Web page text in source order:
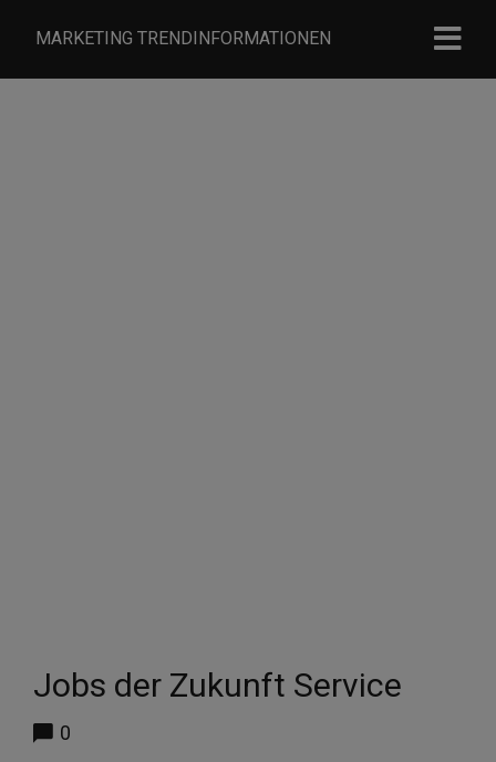
MARKETING TRENDINFORMATIONEN
Jobs der Zukunft Service
0